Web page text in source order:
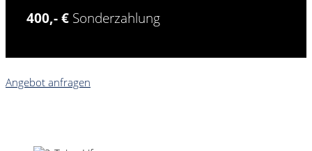
400,- € Sonderzahlung
Angebot anfragen